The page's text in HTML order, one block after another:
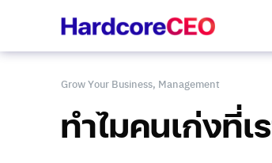
content
Grow Your Business, Management
ทำไมคนเก่งที่เ